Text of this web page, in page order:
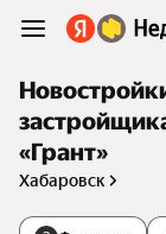
«Грант»
Хабаровск